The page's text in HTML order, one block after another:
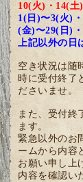
10(火)・14(土
1(日)〜3(火)
(金)〜29(日)
上記以外の日
空き状況は随
時に受付終了
ださいませ。
また、受付終
ます。
緊急以外のお
ームから内容
お願い申し上
内容を確認い